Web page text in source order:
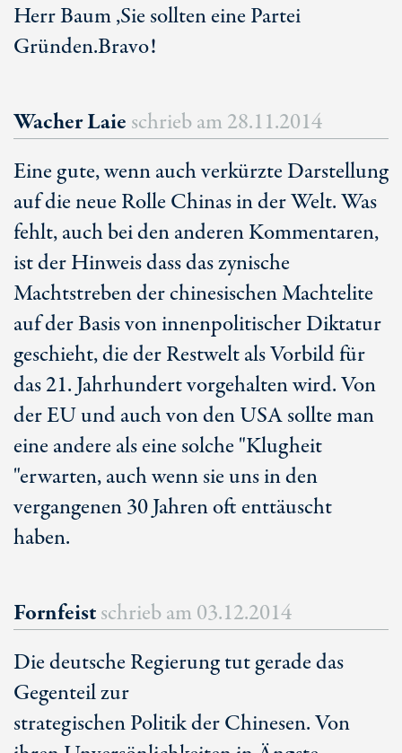
Herr Baum ,Sie sollten eine Partei
Gründen.Bravo!
Wacher Laie schrieb am 28.11.2014
Eine gute, wenn auch verkürzte Darstellung
auf die neue Rolle Chinas in der Welt. Was
fehlt, auch bei den anderen Kommentaren,
ist der Hinweis dass das zynische
Machtstreben der chinesischen Machtelite
auf der Basis von innenpolitischer Diktatur
geschieht, die der Restwelt als Vorbild für
das 21. Jahrhundert vorgehalten wird. Von
der EU und auch von den USA sollte man
eine andere als eine solche "Klugheit
"erwarten, auch wenn sie uns in den
vergangenen 30 Jahren oft enttäuscht
haben.
Fornfeistschrieb am 03.12.2014
Die deutsche Regierung tut gerade das
Gegenteil zur
strategischen Politik der Chinesen. Von